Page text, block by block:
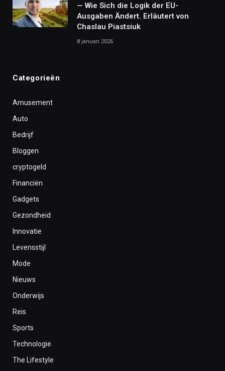
— Wie Sich die Logik der EU-
Ausgaben Ändert. Erläutert von
Chaslau Piastsiuk
8 januari 2026
Categorieën
Amusement
Auto
Bedrijf
Bloggen
cryptogeld
Financiën
Gadgets
Gezondheid
Innovatie
Levensstijl
Mode
Nieuws
Onderwijs
Reis
Sports
Technologie
The Lifestyle